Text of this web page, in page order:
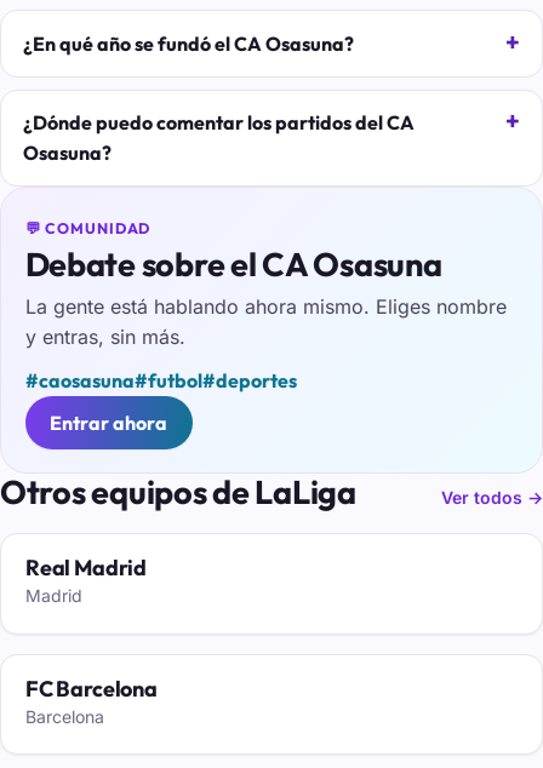
¿En qué año se fundó el CA Osasuna?
¿Dónde puedo comentar los partidos del CA
Osasuna?
💬 COMUNIDAD
Debate sobre el CA Osasuna
La gente está hablando ahora mismo. Eliges nombre
y entras, sin más.
#caosasuna#futbol#deportes
Entrar ahora
Otros equipos de LaLiga Ver todos →
Real Madrid
Madrid
FC Barcelona
Barcelona